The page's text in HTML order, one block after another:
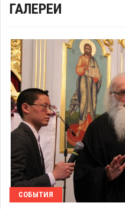
ГАЛЕРЕИ
СОБЫТИЯ